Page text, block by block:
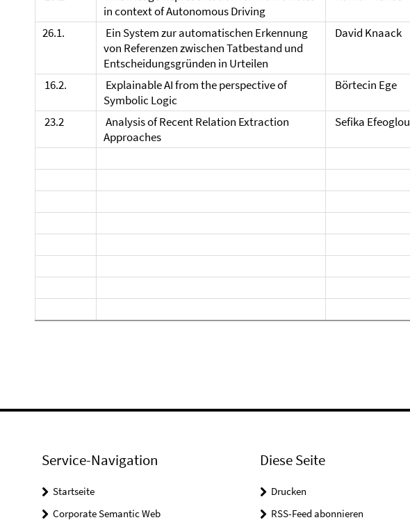
in context of Autonomous Driving
26.1.
Ein System zur automatischen Erkennung
von Referenzen zwischen Tatbestand und
Entscheidungsgründen in Urteilen
David Knaack
16.2.
Explainable AI from the perspective of
Symbolic Logic
Börtecin Ege
23.2
Analysis of Recent Relation Extraction
Approaches
Sefika Efeoglou
Service-Navigation
Startseite
Corporate Semantic Web
Diese Seite
Drucken
RSS-Feed abonnieren